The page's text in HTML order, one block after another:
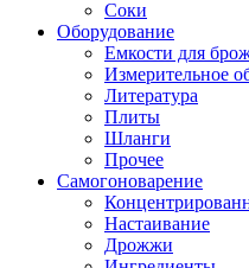
Соки
Оборудование
Емкости для
Измерительное
Литература
Плиты
Шланги
Прочее
Самогоноварение
Настаивание
Дрожжи